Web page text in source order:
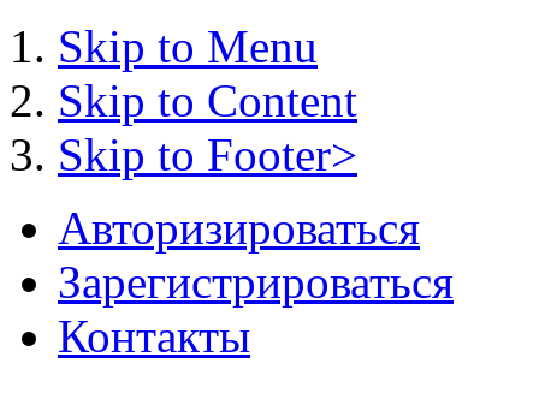
Skip to Menu
Skip to Content
Skip to Footer>
Авторизироваться
Зарегистрироваться
Контакты